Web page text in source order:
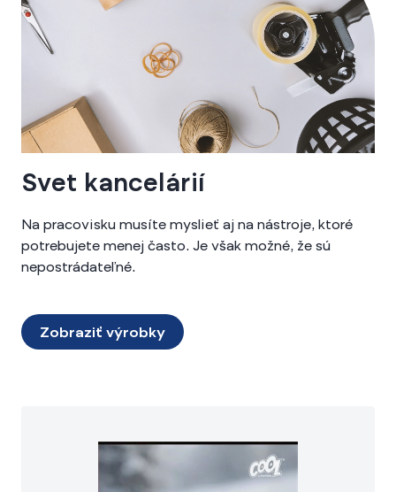
Svet kancelárií
Na pracovisku musíte myslieť aj na nástroje, ktoré
potrebujete menej často. Je však možné, že sú
nepostrádateľné.
Zobraziť výrobky